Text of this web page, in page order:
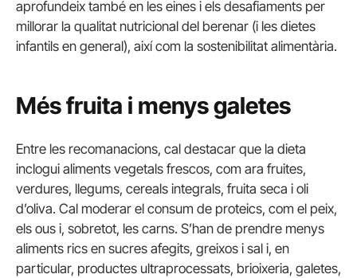
aprofundeix també en les eines i els desafiaments per
millorar la qualitat nutricional del berenar (i les dietes
infantils en general), així com la sostenibilitat alimentària.
Més fruita i menys galetes
Entre les recomanacions, cal destacar que la dieta
inclogui aliments vegetals frescos, com ara fruites,
verdures, llegums, cereals integrals, fruita seca i oli
d’oliva. Cal moderar el consum de proteics, com el peix,
els ous i, sobretot, les carns. S’han de prendre menys
aliments rics en sucres afegits, greixos i sal i, en
particular, productes ultraprocessats, brioixeria, galetes,